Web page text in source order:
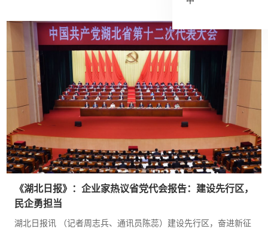
《湖北日报》：企业家热议省党代会报告：建设先行区，
民企勇担当
湖北日报讯 （记者周志兵、通讯员陈蕊）建设先行区，奋进新征
城】商业街旺铺招
商中
金马凯旋时代广场
【十二市集】旺铺
招商中
武汉【金马凯旋家
居CBD】少量旺铺
招商中